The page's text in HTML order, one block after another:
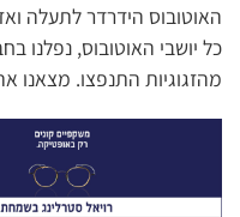
האוטובוס הידרדר לתעלה
כל יושבי האוטובוס, נפלנו
מהזגוגיות התנפצו. מצאנו